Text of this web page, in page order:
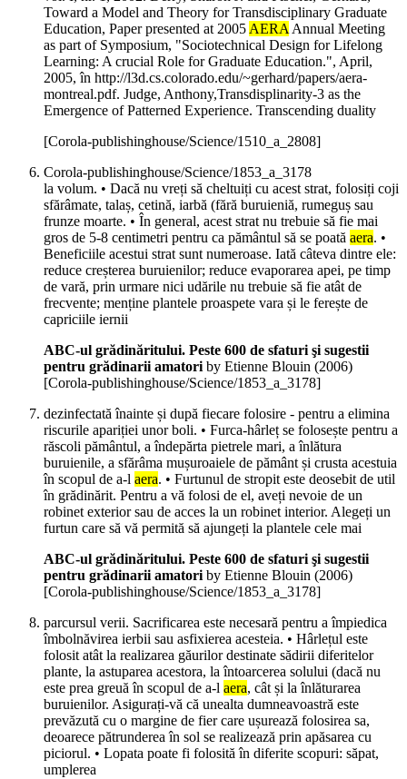
Toward a Model and Theory for Transdisciplinary Graduate
Education, Paper presented at 2005AERAAnnual Meeting
as part of Symposium, "Sociotechnical Design for Lifelong
Learning: A crucial Role for Graduate Education.", April,
2005, în http://l3d.cs.colorado.edu/~gerhard/papers/aera-
montreal.pdf. Judge, Anthony,Transdisplinarity-3 as the
Emergence of Patterned Experience. Transcending duality
[Corola-publishinghouse/Science/1510_a_2808]
Corola-publishinghouse/Science/1853_a_3178
la volum. • Dacă nu vreți să cheltuiți cu acest strat, folosiți coji
sfărâmate, talaș, cetină, iarbă (fără buruieniă, rumeguș sau
frunze moarte. • În general, acest strat nu trebuie să fie mai
gros de 5-8 centimetri pentru ca pământul să se poată aera. •
Beneficiile acestui strat sunt numeroase. Iată câteva dintre ele:
reduce creșterea buruienilor; reduce evaporarea apei, pe timp
de vară, prin urmare nici udările nu trebuie să fie atât de
frecvente; menține plantele proaspete vara și le ferește de
capriciile iernii
ABC-ul grădinăritului. Peste 600 de sfaturi şi sugestii
pentru grădinarii amatoriby Etienne Blouin (2006)
[Corola-publishinghouse/Science/1853_a_3178]
dezinfectată înainte și după fiecare folosire - pentru a elimina
riscurile apariției unor boli. • Furca-hârleț se folosește pentru a
răscoli pământul, a îndepărta pietrele mari, a înlătura
buruienile, a sfărâma mușuroaiele de pământ și crusta acestuia
în scopul de a-l aera. • Furtunul de stropit este deosebit de util
în grădinărit. Pentru a vă folosi de el, aveți nevoie de un
robinet exterior sau de acces la un robinet interior. Alegeți un
furtun care să vă permită să ajungeți la plantele cele mai
ABC-ul grădinăritului. Peste 600 de sfaturi şi sugestii
pentru grădinarii amatoriby Etienne Blouin (2006)
[Corola-publishinghouse/Science/1853_a_3178]
parcursul verii. Sacrificarea este necesară pentru a împiedica
îmbolnăvirea ierbii sau asfixierea acesteia. • Hârlețul este
folosit atât la realizarea găurilor destinate sădirii diferitelor
plante, la astuparea acestora, la întoarcerea solului (dacă nu
este prea greuă în scopul de a-l aera, cât și la înlăturarea
buruienilor. Asigurați-vă că unealta dumneavoastră este
prevăzută cu o margine de fier care ușurează folosirea sa,
deoarece pătrunderea în sol se realizează prin apăsarea cu
piciorul. • Lopata poate fi folosită în diferite scopuri: săpat,
umplerea